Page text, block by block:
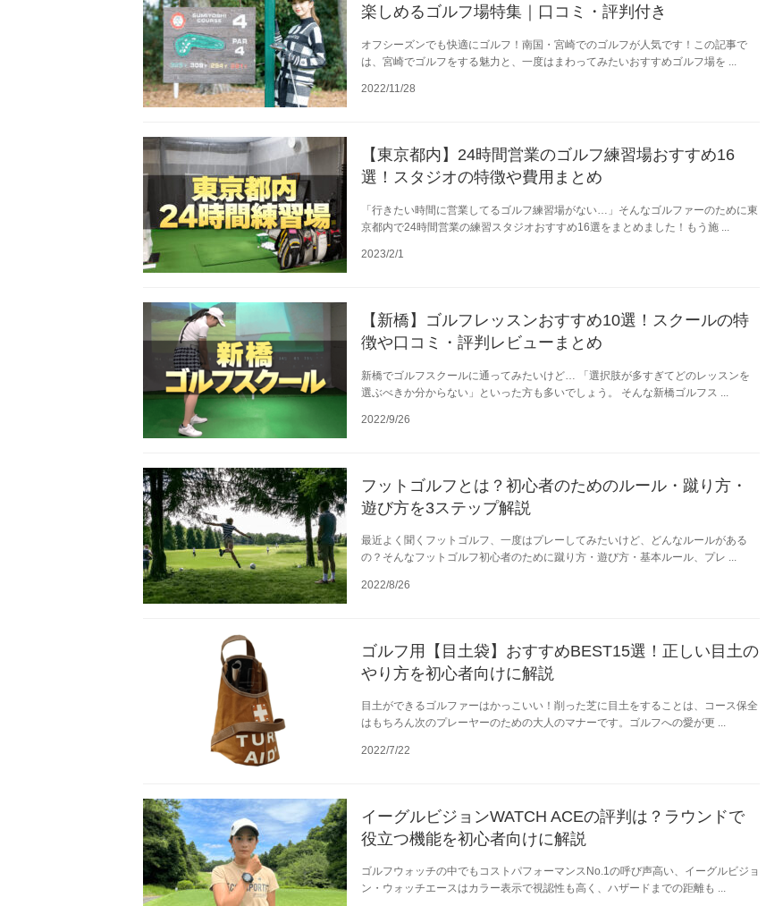
楽しめるゴルフ場特集｜口コミ・評判付き
オフシーズンでも快適にゴルフ！南国・宮崎でのゴルフが人気です！この記事で
は、宮崎でゴルフをする魅力と、一度はまわってみたいおすすめゴルフ場を ...
2022/11/28
【東京都内】24時間営業のゴルフ練習場おすすめ16
選！スタジオの特徴や費用まとめ
「行きたい時間に営業してるゴルフ練習場がない…」そんなゴルファーのために東
京都内で24時間営業の練習スタジオおすすめ16選をまとめました！もう施 ...
2023/2/1
【新橋】ゴルフレッスンおすすめ10選！スクールの特
徴や口コミ・評判レビューまとめ
新橋でゴルフスクールに通ってみたいけど… 「選択肢が多すぎてどのレッスンを
選ぶべきか分からない」といった方も多いでしょう。 そんな新橋ゴルフス ...
2022/9/26
フットゴルフとは？初心者のためのルール・蹴り方・
遊び方を3ステップ解説
最近よく聞くフットゴルフ、一度はプレーしてみたいけど、どんなルールがある
の？そんなフットゴルフ初心者のために蹴り方・遊び方・基本ルール、プレ ...
2022/8/26
ゴルフ用【目土袋】おすすめBEST15選！正しい目土の
やり方を初心者向けに解説
目土ができるゴルファーはかっこいい！削った芝に目土をすることは、コース保全
はもちろん次のプレーヤーのための大人のマナーです。ゴルフへの愛が更 ...
2022/7/22
イーグルビジョンWATCH ACEの評判は？ラウンドで
役立つ機能を初心者向けに解説
ゴルフウォッチの中でもコストパフォーマンスNo.1の呼び声高い、イーグルビジョ
ン・ウォッチエースはカラー表示で視認性も高く、ハザードまでの距離も ...